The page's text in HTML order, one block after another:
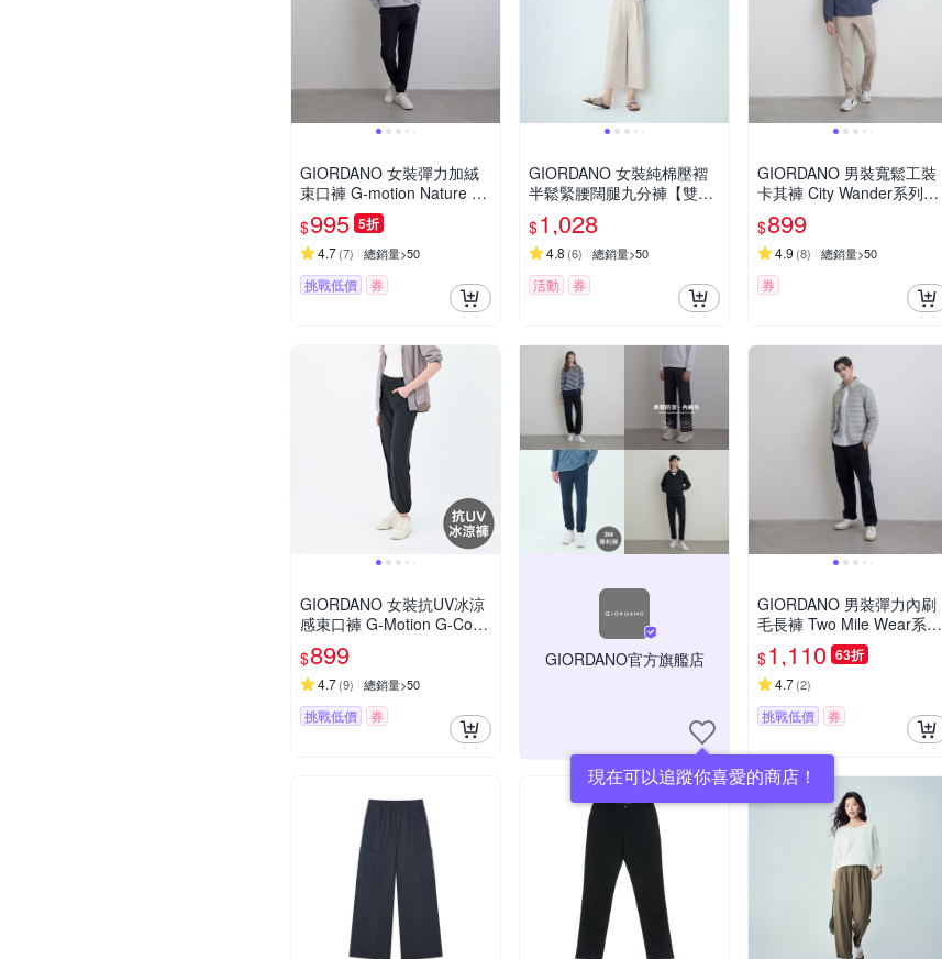
GIORDANO 女裝彈力加絨
束口褲 G-motion Nature Fl
eece系列【雙色任選】
$995 5折
4.7(7) 總銷量>50
挑戰低價 券
GIORDANO 女裝純棉壓褶
半鬆緊腰闊腿九分褲【雙色
任選】
$1,028
4.8 (6) 總銷量>50
活動 券
GIORDANO 男裝寬鬆工裝
卡其褲 City Wander系列
【多色任選】
$899
4.9 (8) 總銷量>50
券
GIORDANO 女裝抗UV冰涼
感束口褲 G-Motion G-Cool
Auti-UV系列【多色任選】
$899
4.7(9) 總銷量>50
挑戰低價 券
GIORDANO官方旗艦店
現在可以追蹤你喜愛的商店！
GIORDANO 男裝彈力內刷
毛長褲 Two Mile Wear系列
【雙色任選】
$1,110 63折
4.7(2)
挑戰低價 券